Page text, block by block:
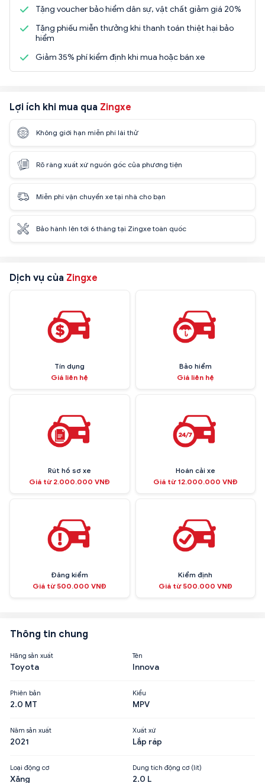
Tặng voucher bảo hiểm dân sự, vật chất giảm giá 20%
Tặng phiếu miễn thưởng khi thanh toán thiệt hại bảo
hiểm
Giảm 35% phí kiểm định khi mua hoặc bán xe
Lợi ích khi mua qua Zingxe
Không giới hạn miễn phí lái thử
Rõ ràng xuất xứ nguồn gốc của phương tiện
Miễn phí vận chuyển xe tại nhà cho bạn
Bảo hành lên tới 6 tháng tại Zingxe toàn quốc
Dịch vụ của Zingxe
Tín dụng
Giá liên hệ
Bảo hiểm
Giá liên hệ
Rút hồ sơ xe
Giá từ 2.000.000 VNĐ
Hoán cải xe
Giá từ 12.000.000 VNĐ
Đăng kiểm
Giá từ 500.000 VNĐ
Kiểm định
Giá từ 500.000 VNĐ
Thông tin chung
Hãng sản xuất
Toyota
Tên
Innova
Phiên bản
2.0 MT
Kiểu
MPV
Năm sản xuất
2021
Xuất xứ
Lắp ráp
Loại động cơ
Xăng
Dung tích động cơ (lít)
2.0 L